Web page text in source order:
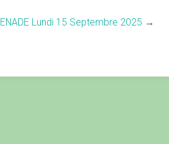
Lundi 15 Septembre 2025 →